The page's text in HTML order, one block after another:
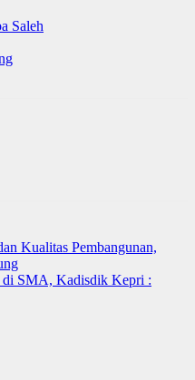
Saleh
Kualitas Pembangunan,
di SMA, Kadisdik Kepri :